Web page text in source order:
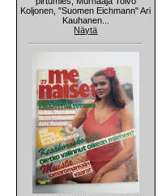
Koljonen, "Suomen Eichmann" Ari
Kauhanen...
Näytä